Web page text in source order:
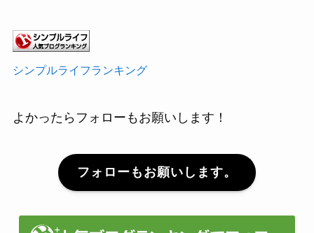
シンプルライフランキング
よかったらフォローもお願いします！
フォローもお願いします。